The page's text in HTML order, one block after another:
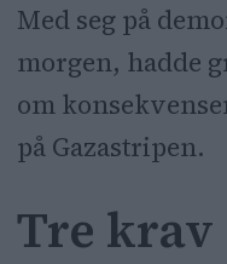
Med seg på
morgen, hadde
om
på Gazastripen.
Tre krav